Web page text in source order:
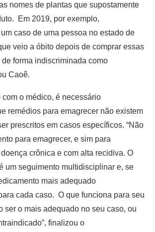
nomes de plantas que supostamente
Em 2019, por exemplo,
caso de uma pessoa no estado de
veio a óbito depois de comprar essas
forma indiscriminada como
Caoê.
o médico, é necessário
remédios para emagrecer não existem
prescritos em casos específicos. “Não
para emagrecer, e sim para
crônica e com alta recidiva. O
um seguimento multidisciplinar e, se
mais adequado
cada caso. O que funciona para seu
ser o mais adequado no seu caso, ou
finalizou o